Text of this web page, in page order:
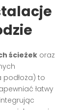
ścieżek oraz
podłoża) to
łatwy